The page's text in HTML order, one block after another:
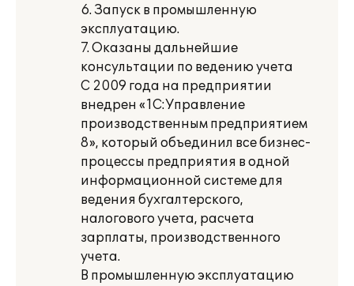
6. Запуск в промышленную
эксплуатацию.
7. Оказаны дальнейшие
консультации по ведению учета
С 2009 года на предприятии
внедрен «1С:Управление
производственным предприятием
8», который объединил все бизнес-
процессы предприятия в одной
информационной системе для
ведения бухгалтерского,
налогового учета, расчета
зарплаты, производственного
учета.
В промышленную эксплуатацию